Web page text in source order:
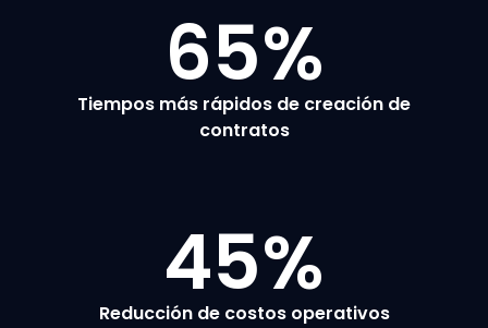
Tiempos más rápidos de creación de
contratos
65%
Reducción de costos operativos
45%